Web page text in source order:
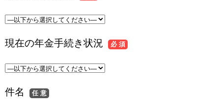
現在の年金手続き状況 必 須
件名 任 意